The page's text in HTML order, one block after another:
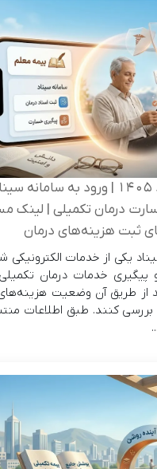
بیمه معلم سیناد ۱۴۰۵ | ورود به
درمان تکمیلی | لینک
ثبت هزینه‌های درمان
یکی از خدمات الکترونیکی
پیگیری خدمات درمان
از طریق آن وضعیت
بررسی کنند. طبق اطلاعات